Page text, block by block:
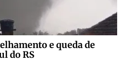
e queda de
do RS